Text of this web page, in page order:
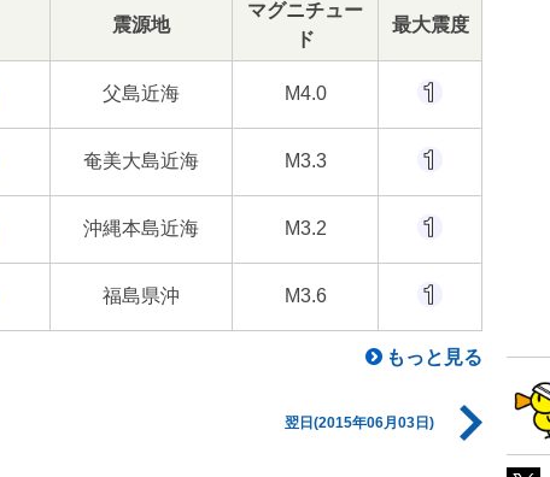
震源地
マグニチュー
ド
最大震度
父島近海 M4.0
奄美大島近海 M3.3
沖縄本島近海 M3.2
福島県沖 M3.6
もっと見る
翌日(2015年06月03日)